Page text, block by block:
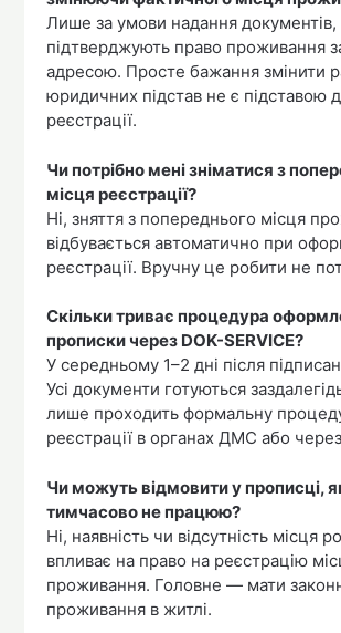
Лише за умови надання документів,
підтверджують право проживання
адресою. Просте бажання змінити
юридичних підстав не є підставою
реєстрації.
Чи потрібно мені зніматися з
місця реєстрації?
Ні, зняття з попереднього місця
відбувається автоматично при
реєстрації. Вручну це робити не
Скільки триває процедура
прописки через DOK-SERVICE?
У середньому 1–2 дні після
Усі документи готуються
лише проходить формальну
реєстрації в органах ДМС або
Чи можуть відмовити у прописці,
тимчасово не працюю?
Ні, наявність чи відсутність місця
впливає на право на реєстрацію
проживання. Головне — мати
проживання в житлі.